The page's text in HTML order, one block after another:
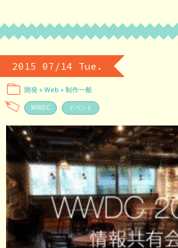
2015 07/14 Tue.
開発＋Web＋制作一般
WWDC イベント